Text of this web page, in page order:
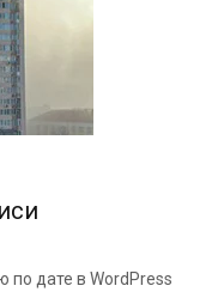
по дате в WordPress